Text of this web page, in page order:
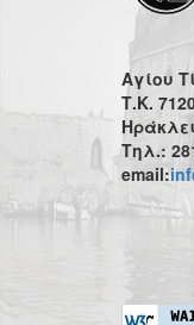
Αγίου
Τ.Κ.
Τηλ.:
email: